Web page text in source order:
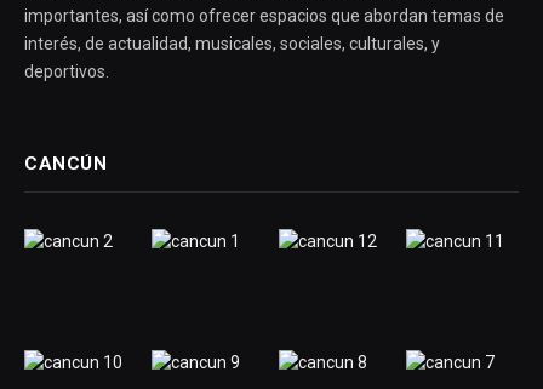
importantes, así como ofrecer espacios que abordan temas de
interés, de actualidad, musicales, sociales, culturales, y
deportivos.
CANCÚN